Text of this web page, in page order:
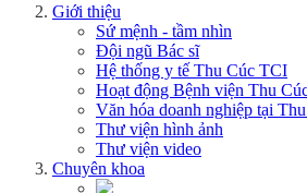
Giới thiệu
Sứ mệnh - tầm nhìn
Đội ngũ Bác sĩ
Hệ thống y tế Thu Cúc TCI
Hoạt động Bệnh viện Thu
Văn hóa doanh nghiệp tại
Thư viện hình ảnh
Thư viện video
Chuyên khoa